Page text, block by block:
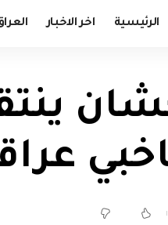
الرئيسية اخر الاخبار